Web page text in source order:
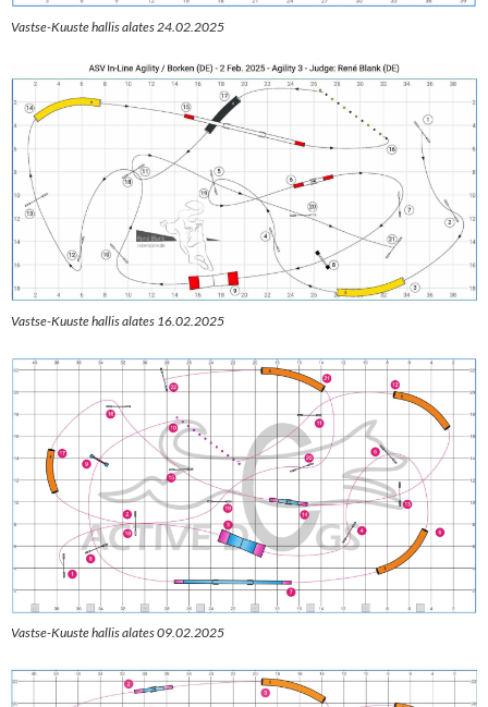
Vastse-Kuuste hallis alates 24.02.2025
Vastse-Kuuste hallis alates 16.02.2025
Vastse-Kuuste hallis alates 09.02.2025